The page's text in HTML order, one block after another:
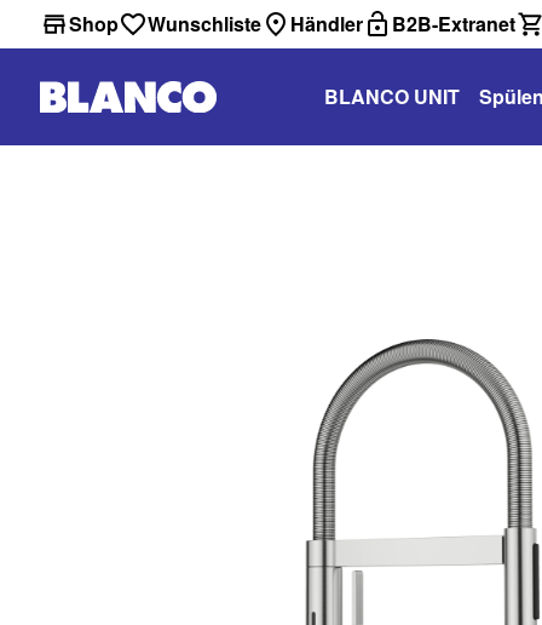
Shop Wunschliste Händler B2B-Extranet
BLANCO UNIT